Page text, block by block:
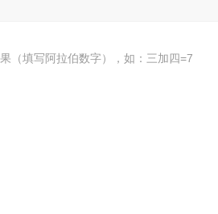
（填写阿拉伯数字），如：三加四=7